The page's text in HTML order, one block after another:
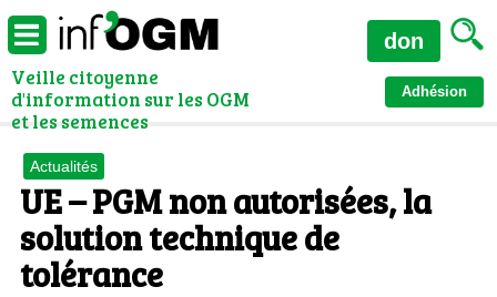
Veille citoyenne
d'information sur les OGM
et les semences
Adhésion
don
Actualités
UE – PGM non autorisées, la
solution technique de
tolérance